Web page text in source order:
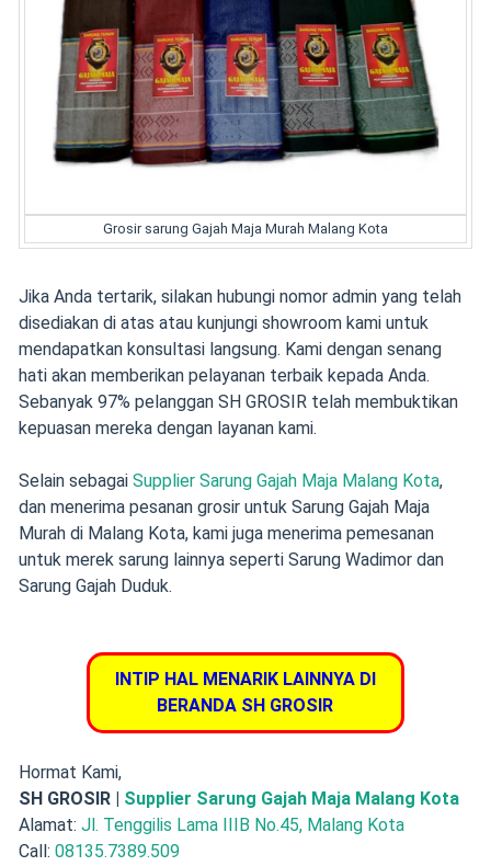
Grosir sarung Gajah Maja Murah Malang Kota
Jika Anda tertarik, silakan hubungi nomor admin yang telah
disediakan di atas atau kunjungi showroom kami untuk
mendapatkan konsultasi langsung. Kami dengan senang
hati akan memberikan pelayanan terbaik kepada Anda.
Sebanyak 97% pelanggan SH GROSIR telah membuktikan
kepuasan mereka dengan layanan kami.
Selain sebagai Supplier Sarung Gajah Maja Malang Kota,
dan menerima pesanan grosir untuk Sarung Gajah Maja
Murah di Malang Kota, kami juga menerima pemesanan
untuk merek sarung lainnya seperti Sarung Wadimor dan
Sarung Gajah Duduk.
INTIP HAL MENARIK LAINNYA DI
BERANDA SH GROSIR
Hormat Kami,
SH GROSIR | Supplier Sarung Gajah Maja Malang Kota
Alamat: Jl. Tenggilis Lama IIIB No.45, Malang Kota
Call: 08135.7389.509